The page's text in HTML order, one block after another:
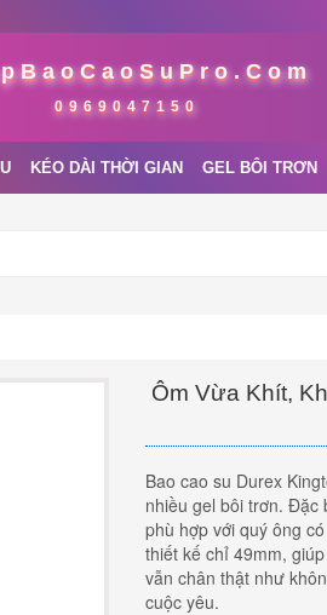
0969047150
KÉO DÀI THỜI GIAN GEL BÔI TRƠN
Ôm Vừa Khít,
Bao cao su Durex
nhiều gel bôi trơn. Đặc
phù hợp với quý ông
thiết kế chỉ 49mm,
vẫn chân thật như
cuộc yêu.